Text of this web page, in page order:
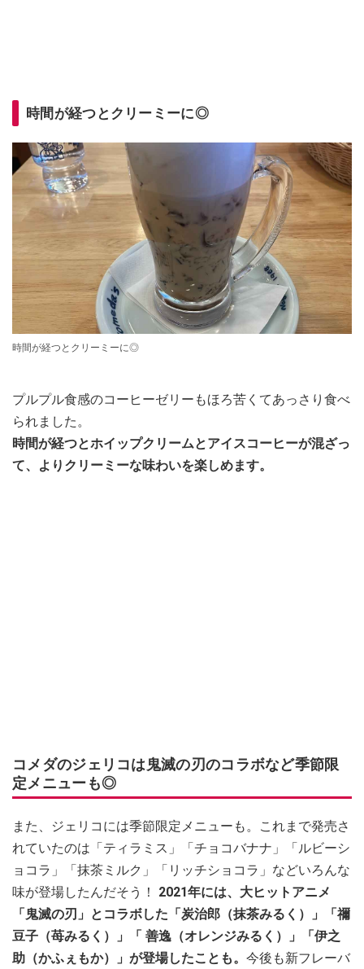
時間が経つとクリーミーに◎
時間が経つとクリーミーに◎
プルプル食感のコーヒーゼリーもほろ苦くてあっさり食べ
られました。
時間が経つとホイップクリームとアイスコーヒーが混ざっ
て、よりクリーミーな味わいを楽しめます。
コメダのジェリコは鬼滅の刃のコラボなど季節限
定メニューも◎
また、ジェリコには季節限定メニューも。これまで発売さ
れていたのは「ティラミス」「チョコバナナ」「ルビーシ
ョコラ」「抹茶ミルク」「リッチショコラ」などいろんな
味が登場したんだそう！
2021年には、大ヒットアニメ
「鬼滅の刃」とコラボした「炭治郎（抹茶みるく）」「禰
豆子（苺みるく）」「 善逸（オレンジみるく）」「伊之
助（かふぇもか）」が登場したことも。 今後も新フレーバ